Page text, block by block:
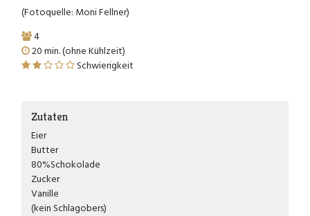
(Fotoquelle: Moni Fellner)
4
20 min. (ohne Kühlzeit)
Schwierigkeit
Zutaten
Eier
Butter
80%Schokolade
Zucker
Vanille
(kein Schlagobers)